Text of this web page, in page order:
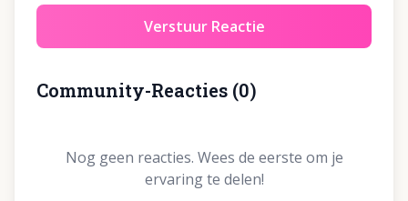
Verstuur Reactie
Community-Reacties (0)
Nog geen reacties. Wees de eerste om je
ervaring te delen!